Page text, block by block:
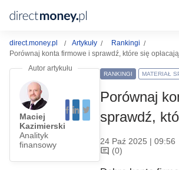
direct.money.pl Artykuły
Rankingi
Porównaj konta firmowe i sprawdź, które się
Maciej
Kazimierski
Analityk
finansowy
RANKINGI MATERIAŁ
Porównaj
sprawdź,
24 Paź 2025 | 09:56
(0)